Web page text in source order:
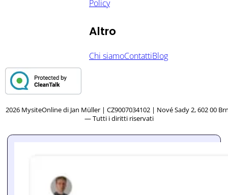
Policy
Altro
Chi siamoContattiBlog
2026 MysiteOnline di Jan Müller | CZ9007034102 | Nové Sady 2, 602 00
— Tutti i diritti riservati